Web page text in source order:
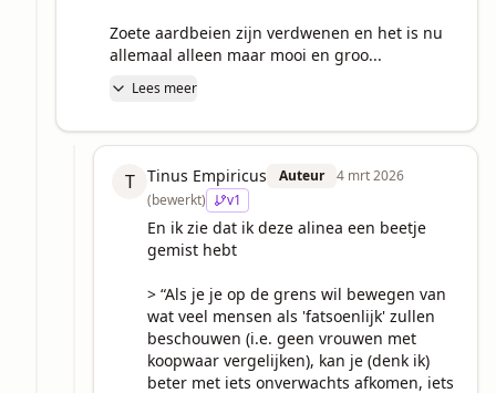
Zoete aardbeien zijn verdwenen en het is nu
allemaal alleen maar mooi en groo...
Lees meer
T Tinus Empiricus Auteur
4 mrt 2026
(bewerkt)
v1
En ik zie dat ik deze alinea een beetje
gemist hebt
> “Als je je op de grens wil bewegen van
wat veel mensen als 'fatsoenlijk' zullen
beschouwen (i.e. geen vrouwen met
koopwaar vergelijken), kan je (denk ik)
beter met iets onverwachts afkomen, iets